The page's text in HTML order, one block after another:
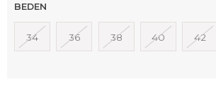
BEDEN
34 36 38 40 42